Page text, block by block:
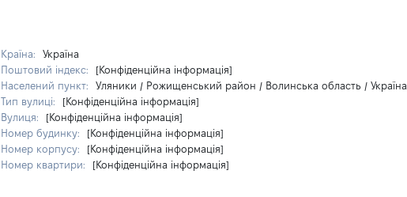
Країна:
Україна
Поштовий індекс:
[Конфіденційна інформація]
Населений пункт:
Уляники / Рожищенський район / Волинська область / Україна
Тип вулиці:
[Конфіденційна інформація]
Вулиця:
[Конфіденційна інформація]
Номер будинку:
[Конфіденційна інформація]
Номер корпусу:
[Конфіденційна інформація]
Номер квартири:
[Конфіденційна інформація]